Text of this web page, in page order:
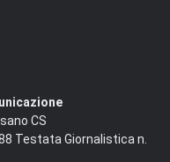
CS
Testata Giornalistica n.